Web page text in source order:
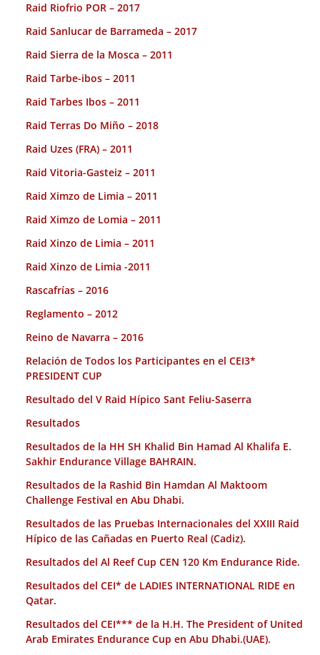
Raid Riofrio POR – 2017
Raid Sanlucar de Barrameda – 2017
Raid Sierra de la Mosca – 2011
Raid Tarbe-ibos – 2011
Raid Tarbes Ibos – 2011
Raid Terras Do Miño – 2018
Raid Uzes (FRA) – 2011
Raid Vitoria-Gasteiz – 2011
Raid Ximzo de Limia – 2011
Raid Ximzo de Lomia – 2011
Raid Xinzo de Limia – 2011
Raid Xinzo de Limia -2011
Rascafrías – 2016
Reglamento – 2012
Reino de Navarra – 2016
Relación de Todos los Participantes en el CEI3*
PRESIDENT CUP
Resultado del V Raid Hípico Sant Feliu-Saserra
Resultados
Resultados de la HH SH Khalid Bin Hamad Al Khalifa E.
Sakhir Endurance Village BAHRAIN.
Resultados de la Rashid Bin Hamdan Al Maktoom
Challenge Festival en Abu Dhabi.
Resultados de las Pruebas Internacionales del XXIII Raid
Hípico de las Cañadas en Puerto Real (Cadiz).
Resultados del Al Reef Cup CEN 120 Km Endurance Ride.
Resultados del CEI* de LADIES INTERNATIONAL RIDE en
Qatar.
Resultados del CEI*** de la H.H. The President of United
Arab Emirates Endurance Cup en Abu Dhabi.(UAE).